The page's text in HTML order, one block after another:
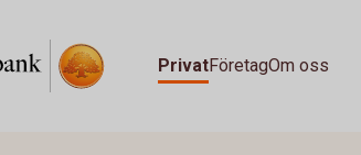
PrivatFöretagOm oss